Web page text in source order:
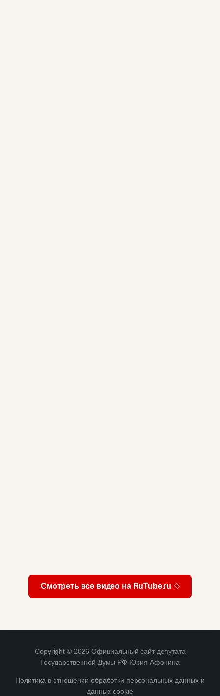
Смотреть все видео на RuTube.ru
Copyright © 2026 Официальный сайт депутата
Государственной Думы РФ Юрия Афонина
Политика в отношении обработки персональных данных и
данных cookie